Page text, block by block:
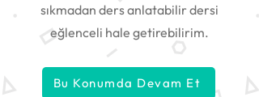
sıkmadan ders anlatabilir dersi
eğlenceli hale getirebilirim.
Bu Konumda Devam Et